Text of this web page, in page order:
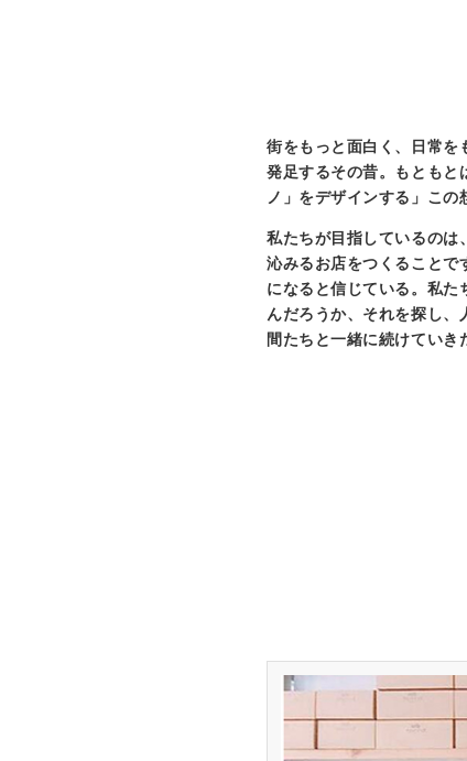
街をもっと面白く、日常
発足するその昔。もともと
ノ」をデザインする」この
私たちが目指しているのは
沁みるお店をつくることで
になると信じている。私た
んだろうか、それを探し
間たちと一緒に続けていき